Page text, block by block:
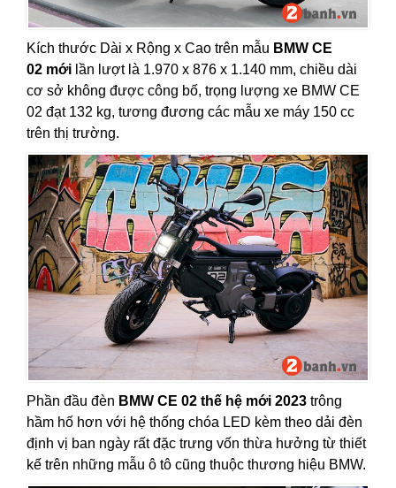
Kích thước Dài x Rộng x Cao trên mẫu BMW CE
02 mới lần lượt là 1.970 x 876 x 1.140 mm, chiều dài
cơ sở không được công bố, trọng lượng xe BMW CE
02 đạt 132 kg, tương đương các mẫu xe máy 150 cc
trên thị trường.
Phần đầu đèn BMW CE 02 thế hệ mới 2023 trông
hầm hố hơn với hệ thống chóa LED kèm theo dải đèn
định vị ban ngày rất đặc trưng vốn thừa hưởng từ thiết
kế trên những mẫu ô tô cũng thuộc thương hiệu BMW.